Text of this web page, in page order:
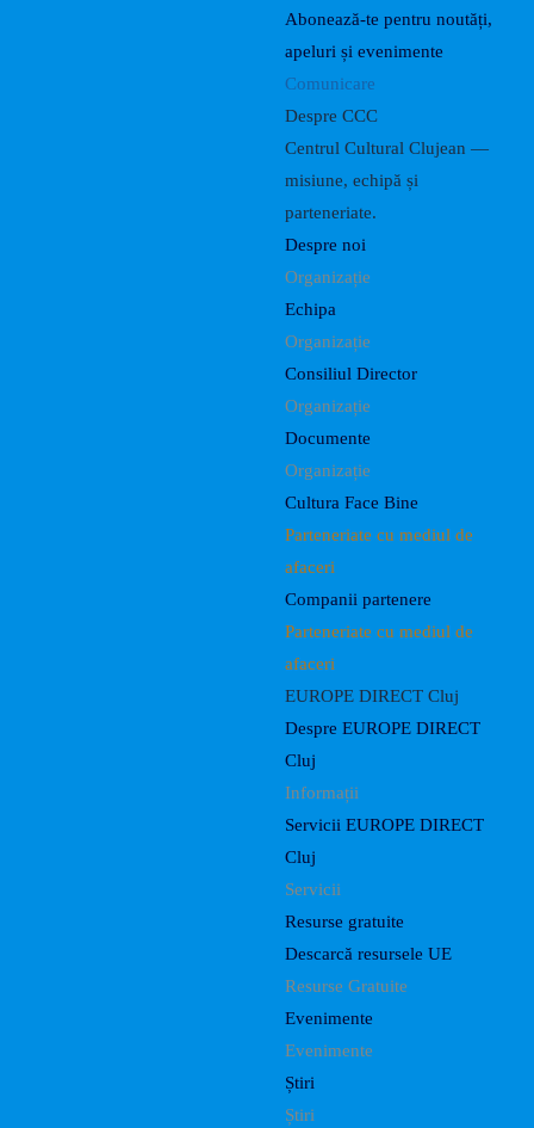
Abonează-te pentru noutăți,
apeluri și evenimente
Comunicare
Despre CCC
Centrul Cultural Clujean —
misiune, echipă și
parteneriate.
Despre noi
Organizație
Echipa
Organizație
Consiliul Director
Organizație
Documente
Organizație
Cultura Face Bine
Parteneriate cu mediul de
afaceri
Companii partenere
Parteneriate cu mediul de
afaceri
EUROPE DIRECT Cluj
Despre EUROPE DIRECT
Cluj
Informații
Servicii EUROPE DIRECT
Cluj
Servicii
Resurse gratuite
Descarcă resursele UE
Resurse Gratuite
Evenimente
Evenimente
Știri
Știri